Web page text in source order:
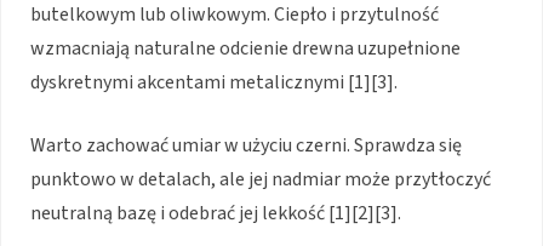
butelkowym lub oliwkowym. Ciepło i przytulność
wzmacniają naturalne odcienie drewna uzupełnione
dyskretnymi akcentami metalicznymi [1][3].
Warto zachować umiar w użyciu czerni. Sprawdza się
punktowo w detalach, ale jej nadmiar może przytłoczyć
neutralną bazę i odebrać jej lekkość [1][2][3].